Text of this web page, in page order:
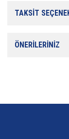
TAKSİT
ÖNERİLERİNİZ